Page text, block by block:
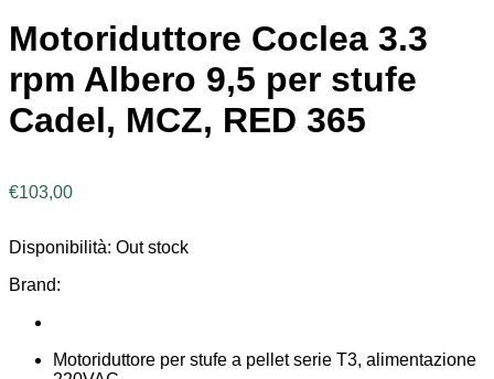
Motoriduttore Coclea 3.3
rpm Albero 9,5 per stufe
Cadel, MCZ, RED 365
€103,00
Disponibilità: Out stock
Brand:
Motoriduttore per stufe a pellet serie T3, alimentazione